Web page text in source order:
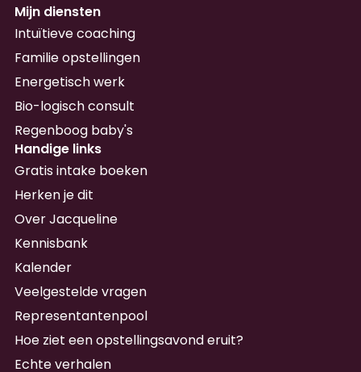
Mijn diensten
Intuïtieve coaching
Familie opstellingen
Energetisch werk
Bio-logisch consult
Regenboog baby's
Handige links
Gratis intake boeken
Herken je dit
Over Jacqueline
Kennisbank
Kalender
Veelgestelde vragen
Representantenpool
Hoe ziet een opstellingsavond eruit?
Echte verhalen